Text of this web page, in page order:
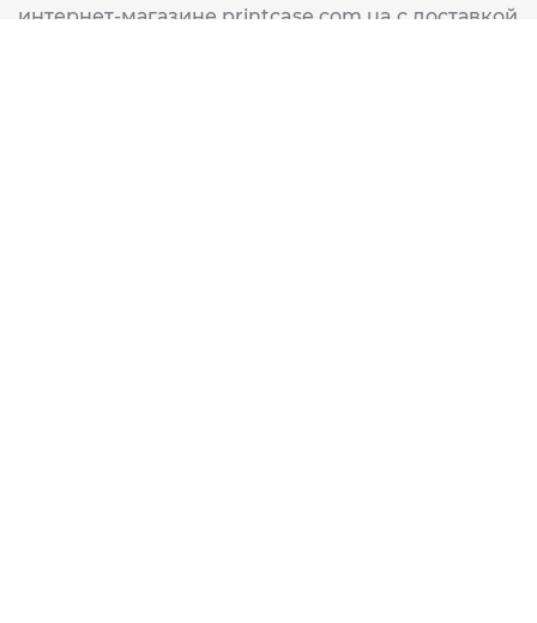
интернет-магазине printcase.com.ua с доставкой